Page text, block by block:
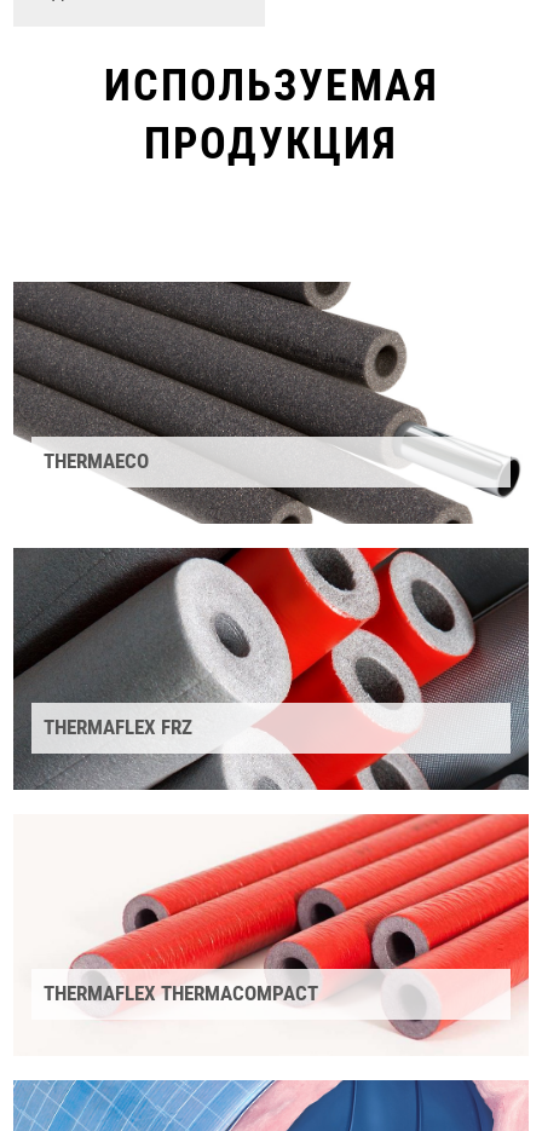
ИСПОЛЬЗУЕМАЯ
ПРОДУКЦИЯ
THERMAECO
THERMAFLEX FRZ
THERMAFLEX THERMACOMPACT